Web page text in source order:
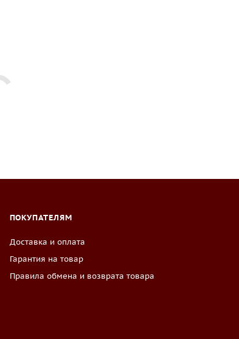
ПОКУПАТЕЛЯМ
Доставка и оплата
Гарантия на товар
Правила обмена и возврата товара